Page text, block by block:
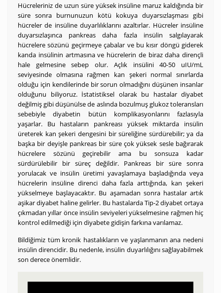
Hücreleriniz de uzun süre yüksek insüline maruz kaldığında bir
süre sonra burnunuzun kötü kokuya duyarsızlaşması gibi
hücreler de insüline duyarlılıklarını azaltırlar. Hücreler insüline
duyarsızlaşınca pankreas daha fazla insülin salgılayarak
hücrelere sözünü geçirmeye çabalar ve bu kısır döngü giderek
kanda insülinin artmasına ve hücrelerin de biraz daha dirençli
hale gelmesine sebep olur. Açlık insülini 40-50 uIU/mL
seviyesinde olmasına rağmen kan şekeri normal sınırlarda
olduğu için kendilerinde bir sorun olmadığını düşünen insanlar
olduğunu biliyoruz. İstatistiksel olarak bu hastalar diyabet
değilmiş gibi düşünülse de aslında bozulmuş glukoz toleransları
sebebiyle diyabetin bütün komplikasyonlarını fazlasıyla
yaşarlar. Bu hastaların pankreası yüksek miktarda insülin
üreterek kan şekeri dengesini bir süreliğine sürdürebilir; ya da
başka bir deyişle pankreas bir süre çok yüksek sesle bağırarak
hücrelere sözünü geçirebilir ama bu sonsuza kadar
sürdürülebilir bir süreç değildir. Pankreas bir süre sonra
yorulacak ve insülin üretimi yavaşlamaya başladığında veya
hücrelerin insüline direnci daha fazla arttığında, kan şekeri
yükselmeye başlayacaktır. Bu aşamadan sonra hastalar artık
aşikar diyabet haline gelirler. Bu hastalarda Tip-2 diyabet ortaya
çıkmadan yıllar önce insülin seviyeleri yükselmesine rağmen hiç
kontrol edilmediği için diyabete gidişin farkına varılamaz.
Bildiğimiz tüm kronik hastalıkların ve yaşlanmanın ana nedeni
insülin direncidir. Bu nedenle, insülin duyarlılığını sağlayabilmek
son derece önemlidir.